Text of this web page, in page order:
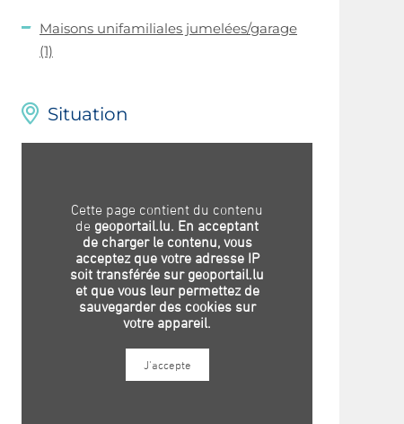
Maisons unifamiliales jumelées/garage
(1)
Situation